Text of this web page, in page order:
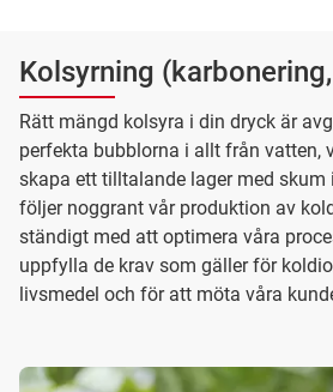
Kolsyrning
Rätt mängd kolsyra i din dryck är
perfekta bubblorna i allt från vatten,
skapa ett tilltalande lager med skum
följer noggrant vår produktion av
ständigt med att optimera våra
uppfylla de krav som gäller för
livsmedel och för att möta våra